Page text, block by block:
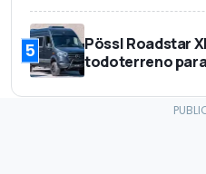
5
Pössl Roadstar
todoterreno